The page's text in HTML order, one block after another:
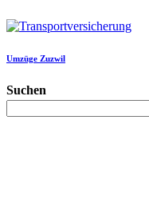
Umzüge Zuzwil
Suchen